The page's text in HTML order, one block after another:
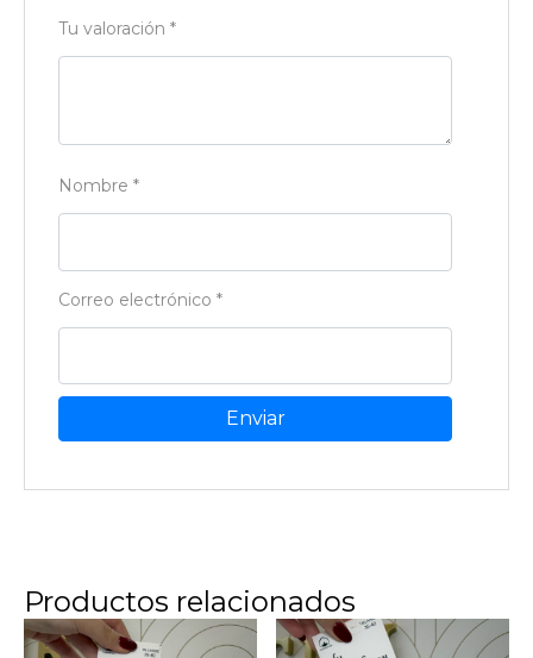
Tu valoración *
Nombre *
Correo electrónico *
Productos relacionados